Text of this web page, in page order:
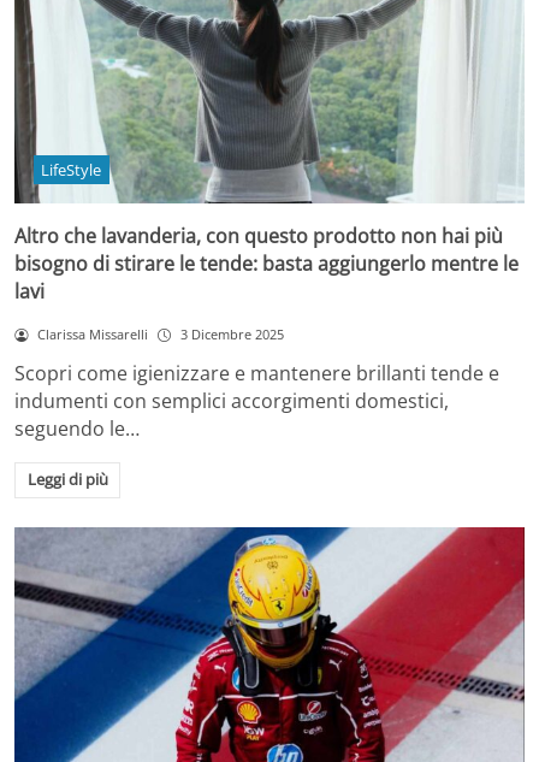
LifeStyle
Altro che lavanderia, con questo prodotto non hai più
bisogno di stirare le tende: basta aggiungerlo mentre le
lavi
Clarissa Missarelli 3 Dicembre 2025
Scopri come igienizzare e mantenere brillanti tende e
indumenti con semplici accorgimenti domestici,
seguendo le…
Leggi di più